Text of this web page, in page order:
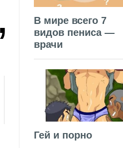
В мире всего 7
видов пениса —
врачи
Гей и порно